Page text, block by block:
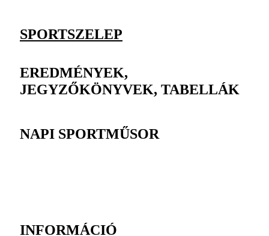
SPORTSZELEP
EREDMÉNYEK,
JEGYZŐKÖNYVEK, TABELLÁK
NAPI SPORTMŰSOR
INFORMÁCIÓ